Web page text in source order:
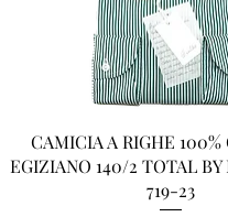
Vista rapida
CAMICIA A RIGHE 100%
EGIZIANO 140/2 TOTAL
719-23